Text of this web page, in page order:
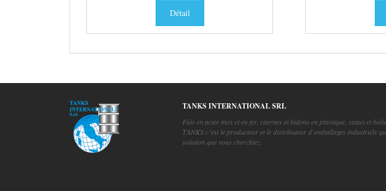
Détail
TANKS INTERNATIONAL SRL
Fûts en acier inox et en fer, citernes et bidons en plastique, seaux et
TANKS c’est le producteur et le distributeur d’emballages industriels
solution que vous cherchiez.